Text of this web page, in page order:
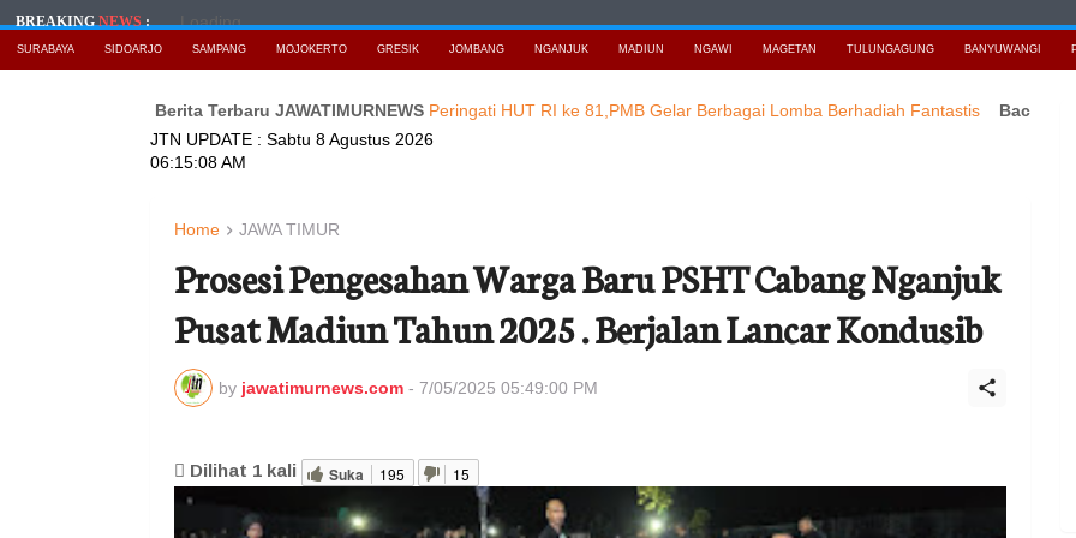
BREAKINGNEWS: Loading...
SURABAYA SIDOARJO SAMPANG MOJOKERTO GRESIK JOMBANG NGANJUK MADIUN NGAWI MAGETAN TULUNGAGUNG BANYUWANGI
Baca Berita Terbaru JAWATIMURNEWS Peringati HUT RI ke 81,PMB Gelar Berbagai Lomba Berhadiah Fantastis Baca Berita
JTN UPDATE : Sabtu 8 Agustus 2026
06:15:09 AM
Home JAWA TIMUR
Prosesi Pengesahan Warga Baru PSHT Cabang Nganjuk
Pusat Madiun Tahun 2025 . Berjalan Lancar Kondusib
by jawatimurnews.com - 7/05/2025 05:49:00 PM
Dilihat 1 kali Suka 195 15